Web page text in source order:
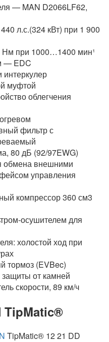
— MAN D2066LF62,
л.с.(324 кВт) при 1 900
при 1000…1400 мин¹
— EDC
муфтой
облегчения
фильтр с
80 дБ (92/97EWG)
обмена внешними
управления
компрессор 360 см3
осушителем для
холостой ход при
тормоз (EVBec)
от камней
скорости, 89 км/ч
TipMatic®
TipMatic® 12 21 DD